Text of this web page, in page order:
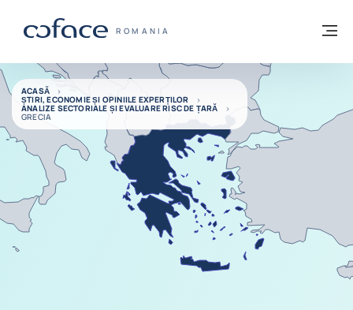
COFACE FOR TRADE - WEBSITE GRUP
ROMANIA
Înapoi la pagina de start
ACASĂ
ȘTIRI, ECONOMIE ȘI OPINIILE EXPERȚILOR
ANALIZE SECTORIALE ȘI EVALUARE RISC DE ȚARĂ
GRECIA